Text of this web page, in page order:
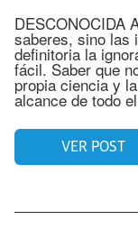
DESCONOCIDA
saberes, sino las
definitoria la
fácil. Saber que
propia ciencia y
alcance de todo
VER POST